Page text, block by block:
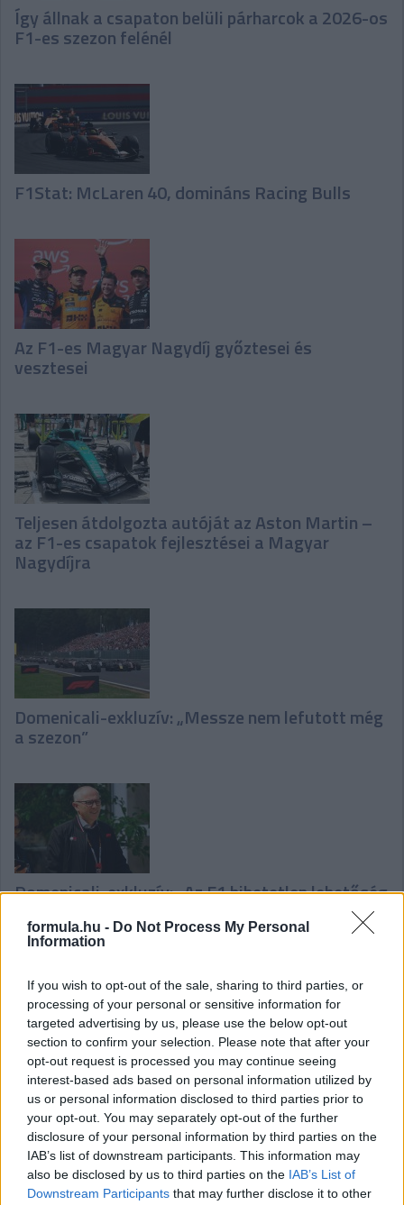
formula.hu - Do Not Process My Personal
Information
If you wish to opt-out of the sale, sharing to third parties, or
processing of your personal or sensitive information for
targeted advertising by us, please use the below opt-out
section to confirm your selection. Please note that after your
opt-out request is processed you may continue seeing
interest-based ads based on personal information utilized by
us or personal information disclosed to third parties prior to
your opt-out. You may separately opt-out of the further
disclosure of your personal information by third parties on the
IAB’s list of downstream participants. This information may
also be disclosed by us to third parties on the IAB’s List of
Downstream Participants that may further disclose it to other
Így állnak a csapaton belüli párharcok a 2026-os
F1-es szezon felénél
F1Stat: McLaren 40, domináns Racing Bulls
Az F1-es Magyar Nagydíj győztesei és
vesztesei
Teljesen átdolgozta autóját az Aston Martin –
az F1-es csapatok fejlesztései a Magyar
Nagydíjra
Domenicali-exkluzív: „Messze nem lefutott még
a szezon”
Domenicali-exkluzív: „Az F1 hihetetlen lehetőség
Az F1-es csapatok fejlesztései a Belga
Nagydíjra
Hallgasd meg a Formula Podcast